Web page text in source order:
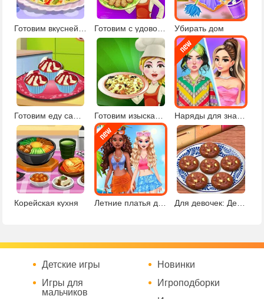
Готовим с удовольствием Убирать дом
Корейская кухня Для девочек: Делаем шоколадное печенье
Детские игры
Игры для
мальчиков
Новинки
Игроподборки